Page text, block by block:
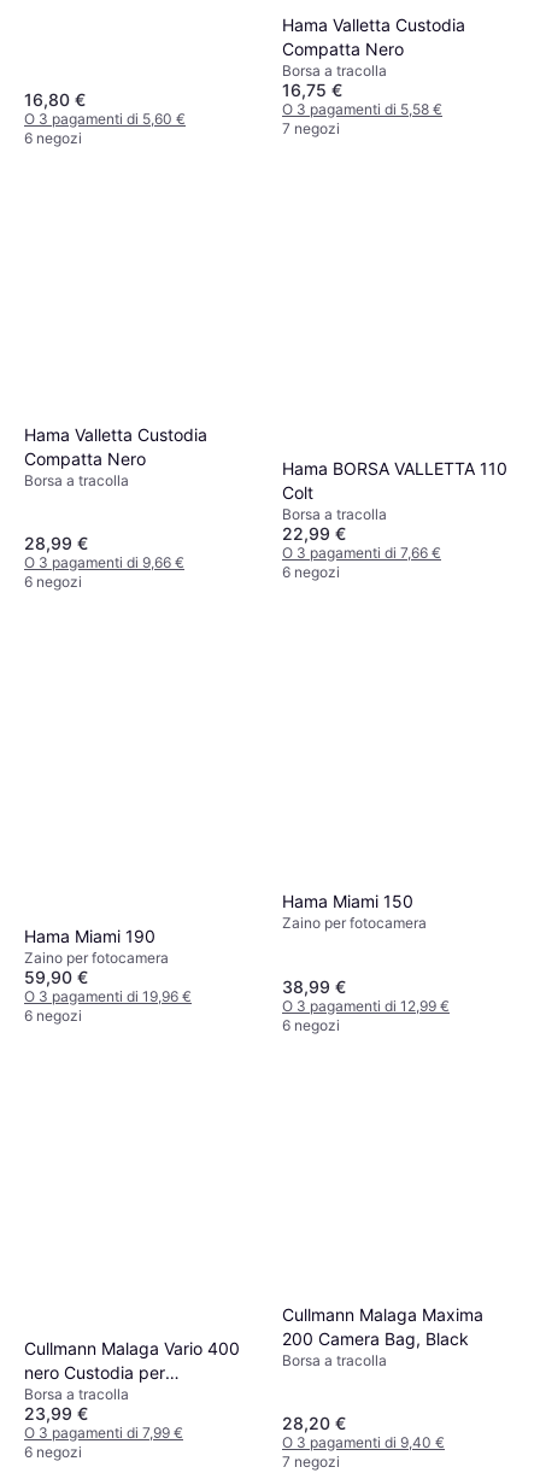
16,80 €
O 3 pagamenti di 5,60 €
6 negozi
Hama Valletta Custodia
Compatta Nero
Borsa a tracolla
16,75 €
O 3 pagamenti di 5,58 €
7 negozi
Hama Valletta Custodia
Compatta Nero
Borsa a tracolla
28,99 €
O 3 pagamenti di 9,66 €
6 negozi
Hama BORSA VALLETTA 110
Colt
Borsa a tracolla
22,99 €
O 3 pagamenti di 7,66 €
6 negozi
Hama Miami 190
Zaino per fotocamera
59,90 €
O 3 pagamenti di 19,96 €
6 negozi
Hama Miami 150
Zaino per fotocamera
38,99 €
O 3 pagamenti di 12,99 €
6 negozi
Cullmann Malaga Vario 400
nero Custodia per
fotocamera
Borsa a tracolla
23,99 €
O 3 pagamenti di 7,99 €
6 negozi
Cullmann Malaga Maxima
200 Camera Bag, Black
Borsa a tracolla
28,20 €
O 3 pagamenti di 9,40 €
7 negozi